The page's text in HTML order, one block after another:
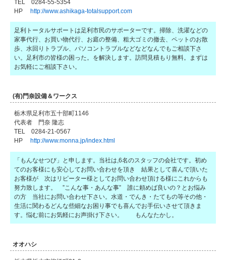
TEL 0284-55-5354
HP http://www.ashikaga-totalsupport.com
足利トータルサポートは足利市民のサポーターです。掃除、洗濯などの
家事代行、お買い物代行、お庭の整備、粗大ゴミの撤去、ペットのお散
歩、水回りトラブル、パソコントラブルなどなどなんでもご相談下さ
い。足利市の皆様の困った。を解決します。訪問見積もり無料。まずは
お気軽にご相談下さい。
(有)門奈設備＆ワークス
栃木県足利市五十部町1146
代表者 門奈 隆志
TEL 0284-21-0567
HP http://www.monna.jp/index.html
「もんなせつび」と申します。当社は,6名のスタッフの会社です。初め
てのお客様にも安心してお問い合わせを頂き 結果として喜んで頂いた
お客様が 次はリピーター様としてお問い合わせ頂ける様にこれからも
努力致します。 ”こんな事・あんな事” 誰に頼めば良いの？とお悩み
の方 当社にお問い合わせ下さい。水道・でんき・たてもの等その他・
生活に関わるどんな些細なお困り事でも喜んでお手伝いさせて頂きま
す。悩む前にお気軽にお声掛け下さい。 もんなたかし。
オオハシ